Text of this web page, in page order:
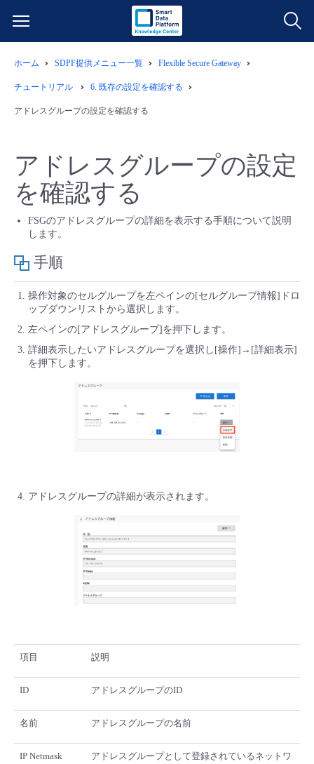
サービス一覧
データ利活用
ネットワーク
IoT
モニタリング/監査
サポート
管理機能
よくある質問
クラウド/サーバー
ネットワーク
IoT
モニタリング/監査
サポート
すべてのメニューを見る
料金シミュレーター
データ利活用
クラウド/サーバー
ネットワーク
IoT
ご利用開始ガイド
■ 管理機能
- 管理機能
- 新規お申し込み方法
- APIリファレンス
■ 基本構築ガイド
- Flexible InterConnect
- Flexible Remote Access
- vUTM2
ユースケース
- バックアップ
- セキュリティ・監査
- データと分析
- マルチクラウド利用
サービス稼働状況
故障/メンテナンス履歴
パートナー
協業パートナー
トレーニング/操作動画
ホーム SDPF提供メニュー一覧 Flexible Secure Gateway
チュートリアル 6. 既存の設定を確認する
アドレスグループの設定を確認する
アドレスグループの設定
を確認する
FSGのアドレスグループの詳細を表示する手順について説明
します。
手順
操作対象のセルグループを左ペインの[セルグループ情報]ドロ
ップダウンリストから選択します。
左ペインの[アドレスグループ]を押下します。
詳細表示したいアドレスグループを選択し[操作]→[詳細表示]
を押下します。
アドレスグループの詳細が表示されます。
項目 説明
ID アドレスグループのID
名前 アドレスグループの名前
IP Netmask
アドレスグループとして登録されているネットワ